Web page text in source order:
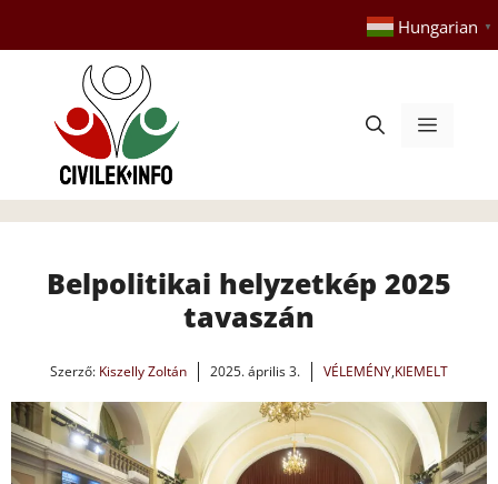
tartalomba
Hungarian ▼
Menü
Belpolitikai helyzetkép 2025
tavaszán
Szerző: Kiszelly Zoltán 2025. április 3. VÉLEMÉNY,KIEMELT